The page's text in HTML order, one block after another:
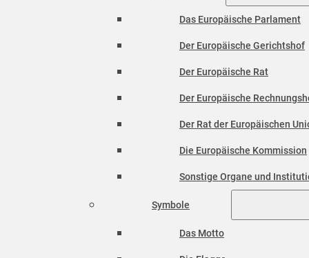
Das Europäische Parlament
Der Europäische Gerichtshof
Der Europäische Rat
Der Europäische
Der Rat der Europäischen
Die Europäische Kommission
Sonstige Organe und
Symbole
Das Motto